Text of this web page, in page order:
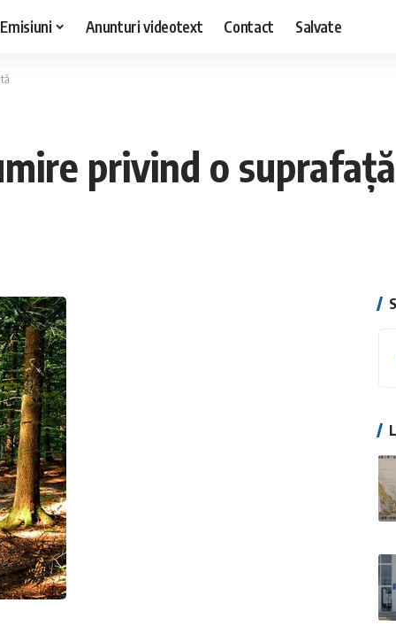
Emisiuni Anunturi videotext Contact Salvate
privind o